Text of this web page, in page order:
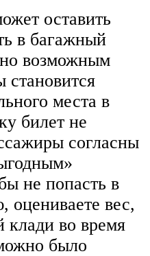
оставить
в багажный
возможным
места в
билет не
согласны
не попасть в
оцениваете вес,
клади во время
было